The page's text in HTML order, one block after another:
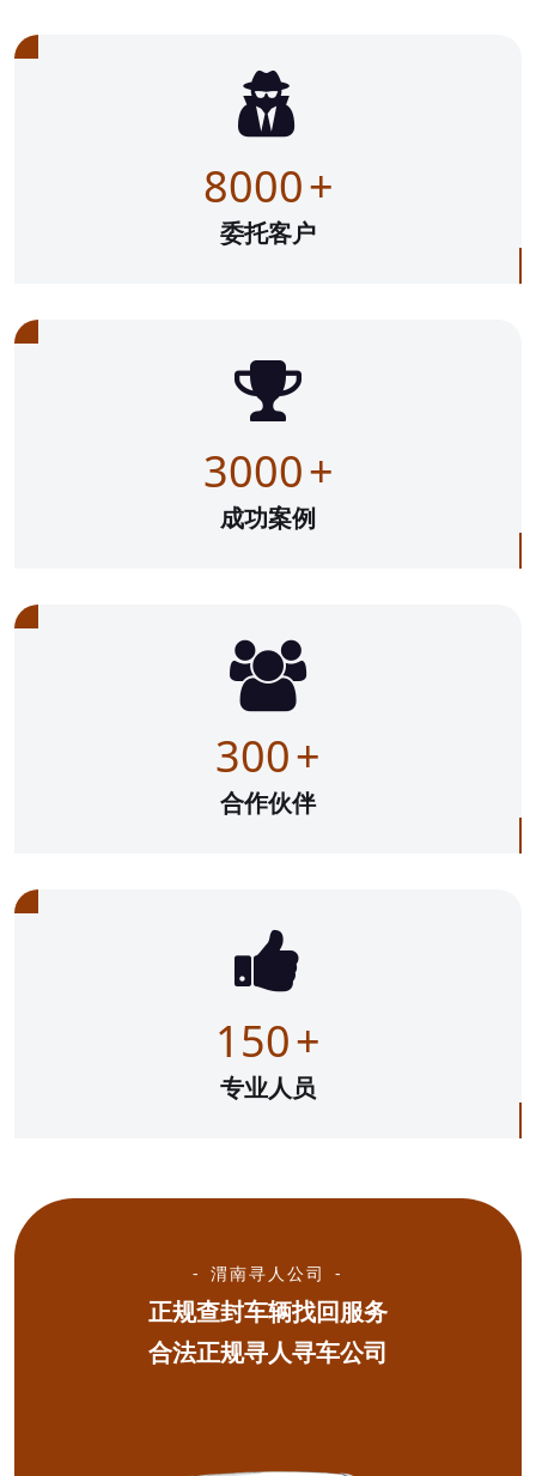
8000+
委托客户
3000+
成功案例
300+
合作伙伴
150+
专业人员
渭南寻人公司
正规查封车辆找回服务
合法正规寻人寻车公司